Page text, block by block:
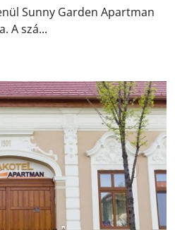
Sunny Garden Apartman
A szá...